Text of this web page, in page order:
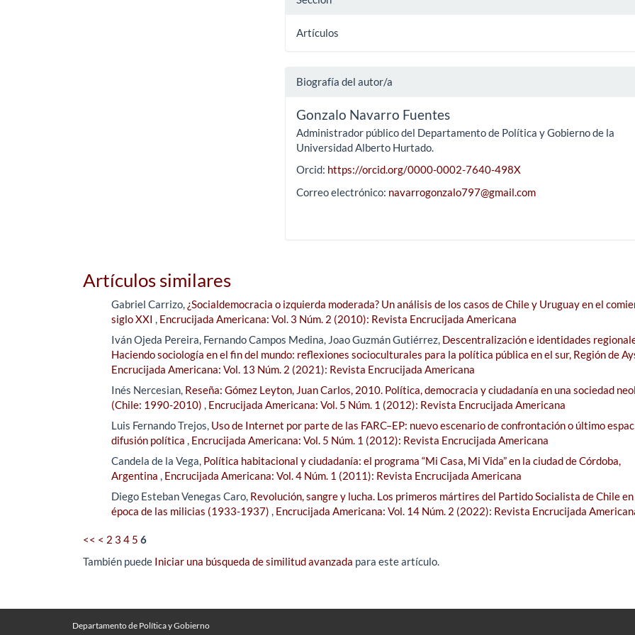
Artículos
Biografía del autor/a
Gonzalo Navarro Fuentes
Administrador público del Departamento de Política y Gobierno de la
Universidad Alberto Hurtado.
Orcid: https://orcid.org/0000-0002-7640-498X
Correo electrónico: navarrogonzalo797@gmail.com
Artículos similares
Gabriel Carrizo, ¿Socialdemocracia o izquierda moderada? Un análisis de los casos de Chile y Uruguay en el
siglo XXI , Encrucijada Americana: Vol. 3 Núm. 2 (2010): Revista Encrucijada Americana
Iván Ojeda Pereira, Fernando Campos Medina, Joao Guzmán Gutiérrez, Descentralización e identidades
Haciendo sociología en el fin del mundo: reflexiones socioculturales para la política pública en el sur, Región de
Encrucijada Americana: Vol. 13 Núm. 2 (2021): Revista Encrucijada Americana
Inés Nercesian, Reseña: Gómez Leyton, Juan Carlos, 2010. Política, democracia y ciudadanía en una sociedad
(Chile: 1990-2010) , Encrucijada Americana: Vol. 5 Núm. 1 (2012): Revista Encrucijada Americana
Luis Fernando Trejos, Uso de Internet por parte de las FARC–EP: nuevo escenario de confrontación o último
difusión política , Encrucijada Americana: Vol. 5 Núm. 1 (2012): Revista Encrucijada Americana
Candela de la Vega, Política habitacional y ciudadanía: el programa “Mi Casa, Mi Vida” en la ciudad de Córdoba,
Argentina , Encrucijada Americana: Vol. 4 Núm. 1 (2011): Revista Encrucijada Americana
Diego Esteban Venegas Caro, Revolución, sangre y lucha. Los primeros mártires del Partido Socialista de Chile
época de las milicias (1933-1937) , Encrucijada Americana: Vol. 14 Núm. 2 (2022): Revista Encrucijada
<< < 2 3 4 5 6
También puede Iniciar una búsqueda de similitud avanzada para este artículo.
Departamento de Política y Gobierno